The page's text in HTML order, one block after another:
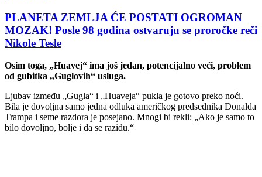
PLANETA ZEMLJA ĆE POSTATI OGROMAN
MOZAK! Posle 98 godina ostvaruju se proročke reči
Nikole Tesle
Osim toga, „Huavej“ ima još jedan, potencijalno veći, problem
od gubitka „Guglovih“ usluga.
Ljubav između „Gugla“ i „Huaveja“ pukla je gotovo preko noći.
Bila je dovoljna samo jedna odluka američkog predsednika Donalda
Trampa i seme razdora je posejano. Mnogi bi rekli: „Ako je samo to
bilo dovoljno, bolje i da se raziđu.“